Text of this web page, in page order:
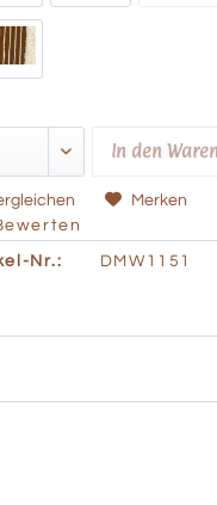
In den
Merken
Nr.: DMW1151